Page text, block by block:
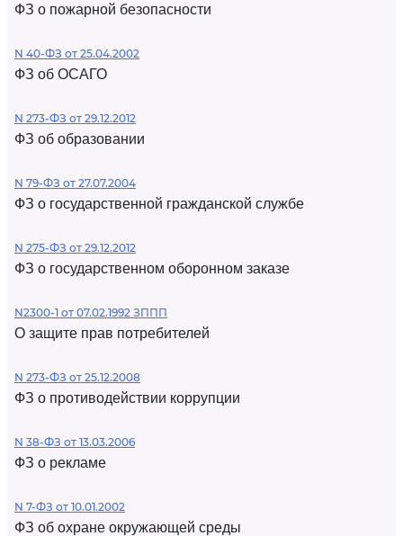
ФЗ о пожарной безопасности
N 40-ФЗ от 25.04.2002
ФЗ об ОСАГО
N 273-ФЗ от 29.12.2012
ФЗ об образовании
N 79-ФЗ от 27.07.2004
ФЗ о государственной гражданской службе
N 275-ФЗ от 29.12.2012
ФЗ о государственном оборонном заказе
N2300-1 от 07.02.1992 ЗППП
О защите прав потребителей
N 273-ФЗ от 25.12.2008
ФЗ о противодействии коррупции
N 38-ФЗ от 13.03.2006
ФЗ о рекламе
N 7-ФЗ от 10.01.2002
ФЗ об охране окружающей среды